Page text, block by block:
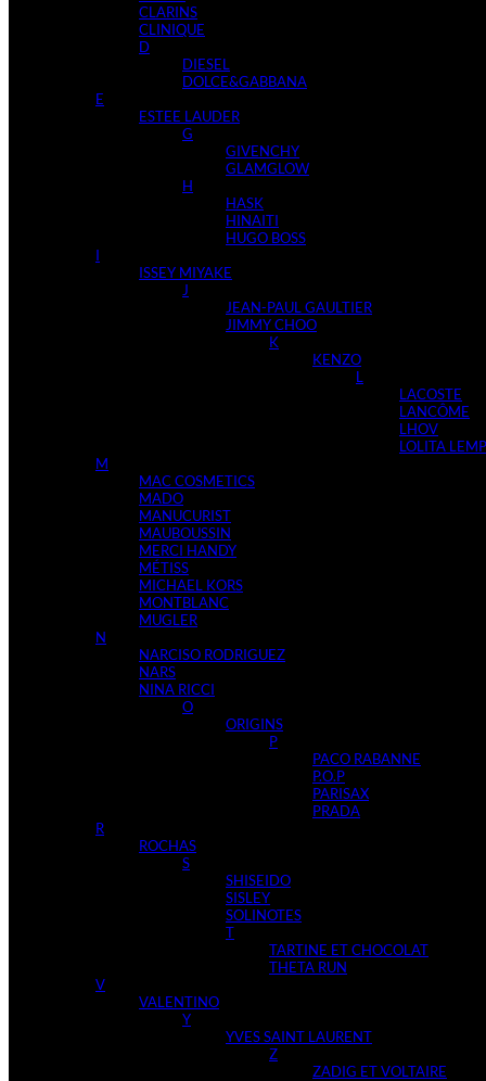
CLARINS
CLINIQUE
D
DIESEL
DOLCE&GABBANA
E
ESTEE LAUDER
G
GIVENCHY
GLAMGLOW
H
HASK
HINAITI
HUGO BOSS
I
ISSEY MIYAKE
J
JEAN-PAUL GAULTIER
JIMMY CHOO
K
KENZO
L
LACOSTE
LANCÔME
LHOV
LOLITA
M
MAC COSMETICS
MADO
MANUCURIST
MAUBOUSSIN
MERCI HANDY
MÉTISS
MICHAEL KORS
MONTBLANC
MUGLER
N
NARCISO RODRIGUEZ
NARS
NINA RICCI
O
ORIGINS
P
PACO RABANNE
P.O.P
PARISAX
PRADA
R
ROCHAS
S
SHISEIDO
SISLEY
SOLINOTES
T
TARTINE ET CHOCOLAT
THETA RUN
V
VALENTINO
Y
YVES SAINT LAURENT
Z
ZADIG ET VOLTAIRE